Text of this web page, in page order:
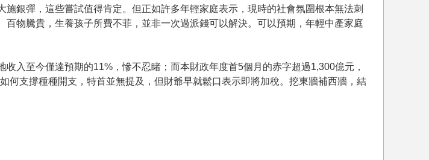
銀彈，這些嘗試值得肯定。但正如許多年輕家庭表示，現時的社會氛圍根本無法刺
物騰貴，生養孩子所費不菲，並非一次過派錢可以解決。可以預期，年輕中產家庭
入至今僅達預期的11%，慘不忍睹；而本財政年度首5個月的赤字超過1,300億元，
支撐種種開支，特首並無提及，但財爺早就鬆口表示即將加稅。挖東牆補西牆，結